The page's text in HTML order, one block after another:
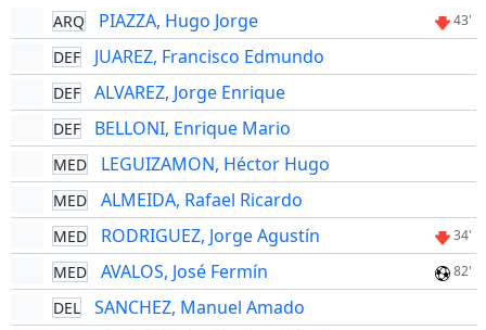
ARQ PIAZZA, Hugo Jorge 43'
DEF JUAREZ, Francisco Edmundo
DEF ALVAREZ, Jorge Enrique
DEF BELLONI, Enrique Mario
MED LEGUIZAMON, Héctor Hugo
MED ALMEIDA, Rafael Ricardo
MED RODRIGUEZ, Jorge Agustín 34'
MED AVALOS, José Fermín 82'
DEL SANCHEZ, Manuel Amado